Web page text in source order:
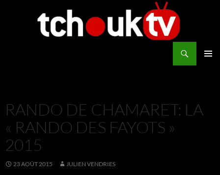
RANDO DE CHAMARET: LA
« RANDO DES FAYOTS »
2015
23 AOÛT 2015 JULIEN VENDRIES